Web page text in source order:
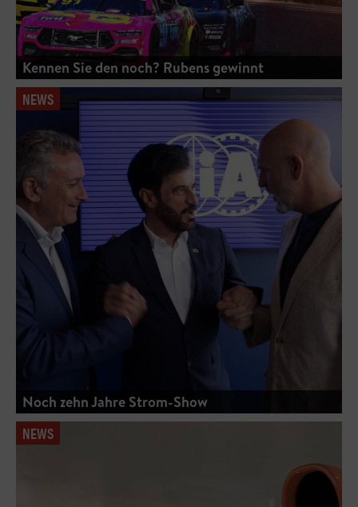
Kennen Sie den noch? Rubens gewinnt
NEWS
Noch zehn Jahre Strom-Show
NEWS